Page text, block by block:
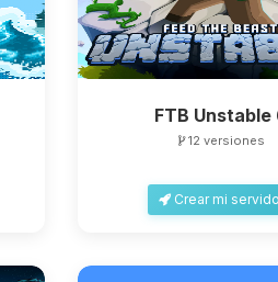
FTB Unstable
12 versiones
Crear mi